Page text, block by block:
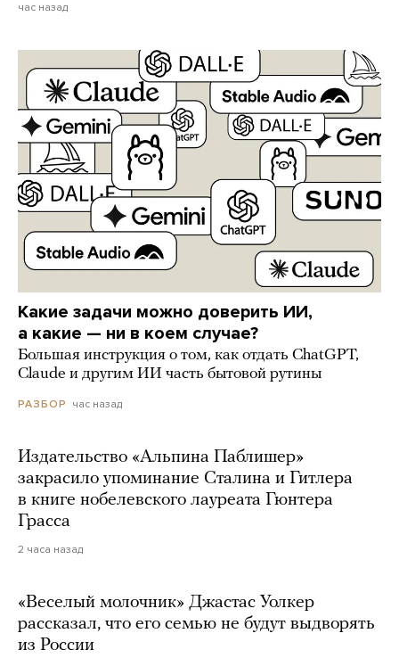
час назад
Какие задачи можно доверить ИИ,
а какие — ни в коем случае?
Большая инструкция о том, как отдать ChatGPT,
Claude и другим ИИ часть бытовой рутины
РАЗБОР час назад
Издательство «Альпина Паблишер»
закрасило упоминание Сталина и Гитлера
в книге нобелевского лауреата Гюнтера
Грасса
2 часа назад
«Веселый молочник» Джастас Уолкер
рассказал, что его семью не будут выдворять
из России